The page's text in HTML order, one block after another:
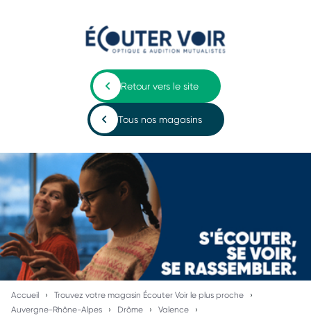
Retour vers le site
Tous nos magasins
Accueil
Trouvez votre magasin Écouter Voir le plus proche
Auvergne-Rhône-Alpes
Drôme Valence